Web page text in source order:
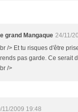
grand Mangaque 24/11/
/> Et tu risques d'être
pas garde. Ce serait
/>
11/2009 19:48